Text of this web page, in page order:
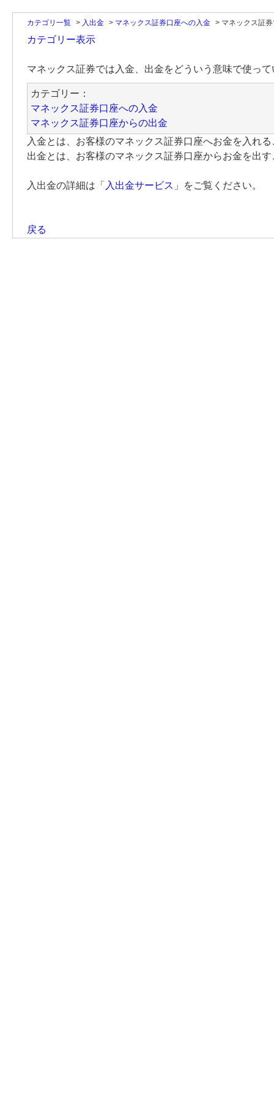
カテゴリ一覧 > 入出金 > マネックス証券口座への入金 > マネックス証
カテゴリー表示
マネックス証券では入金、出金をどういう意味で使っ
カテゴリー：
マネックス証券口座への入金
マネックス証券口座からの出金
入金とは、お客様のマネックス証券口座へお金を入れ
出金とは、お客様のマネックス証券口座からお金を出
入出金の詳細は「 入出金サービス 」をご覧ください。
戻る